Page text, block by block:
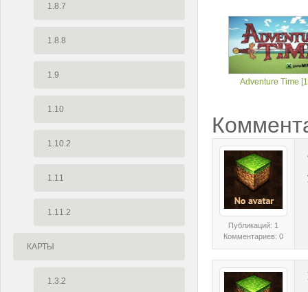
1.8.7
1.8.8
1.9
1.10
1.10.2
1.11
1.11.2
КАРТЫ
1.3.2
Adventure Time
Публикаций: 1
Комментариев: 0